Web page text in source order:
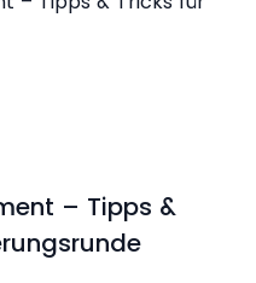
– Tipps &